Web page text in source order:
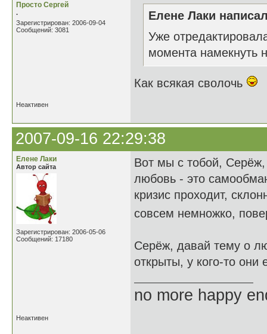
Просто Сергей
.
Зарегистрирован: 2006-09-04
Сообщений: 3081
Елене Лаки
Уже
момента намекнуть
Как всякая сволочь
Неактивен
2007-09-16 22:29:38
Елене Лаки
Автор сайта
Зарегистрирован: 2006-05-06
Сообщений: 17180
Вот мы с тобой,
любовь - это
кризис проходит,
совсем немножко,
Серёж, давай тему о
открыты, у кого-то
no more happy
Неактивен